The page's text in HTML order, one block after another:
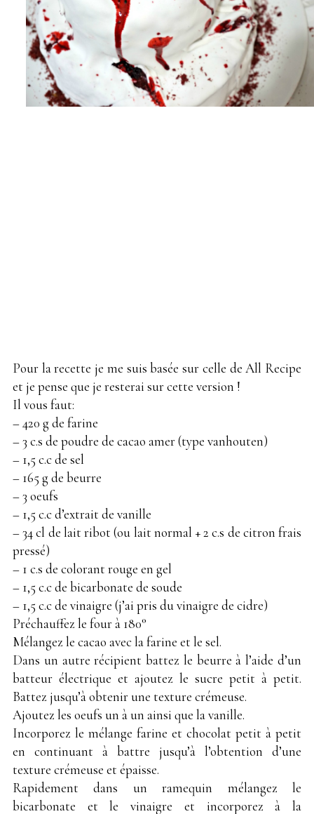
Pour la recette je me suis basée sur celle de All Recipe
et je pense que je resterai sur cette version !
Il vous faut:
– 420 g de farine
– 3 c.s de poudre de cacao amer (type vanhouten)
– 1,5 c.c de sel
– 165 g de beurre
– 3 oeufs
– 1,5 c.c d’extrait de vanille
– 34 cl de lait ribot (ou lait normal + 2 c.s de citron frais
pressé)
– 1 c.s de colorant rouge en gel
– 1,5 c.c de bicarbonate de soude
– 1,5 c.c de vinaigre (j’ai pris du vinaigre de cidre)
Préchauffez le four à 180°
Mélangez le cacao avec la farine et le sel.
Dans un autre récipient battez le beurre à l’aide d’un
batteur électrique et ajoutez le sucre petit à petit.
Battez jusqu’à obtenir une texture crémeuse.
Ajoutez les oeufs un à un ainsi que la vanille.
Incorporez le mélange farine et chocolat petit à petit
en continuant à battre jusqu’à l’obtention d’une
texture crémeuse et épaisse.
Rapidement dans un ramequin mélangez le
bicarbonate et le vinaigre et incorporez à la